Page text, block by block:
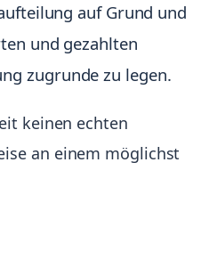
auf Grund und
und gezahlten
zugrunde zu legen.
keinen echten
an einem möglichst